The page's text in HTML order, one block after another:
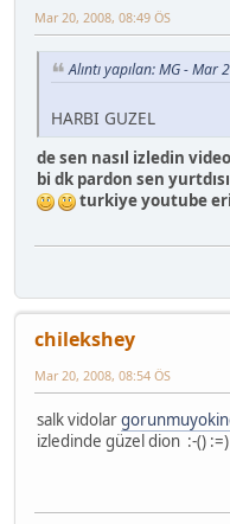
Mar 20, 2008, 08:49 ÖS
Alıntı yapılan: MG - Mar
HARBI GUZEL
de sen nasıl izledin video
bi dk pardon sen
turkiye youtube
chilekshey
Mar 20, 2008, 08:54 ÖS
salk vidolar
izledinde güzel dion :-()